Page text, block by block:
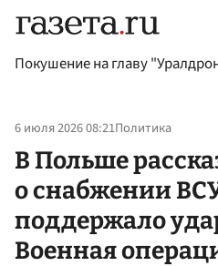
Покушение на главу
6 июля 2026 08:21Политика
В Польше
о снабжении
поддержало
Военная